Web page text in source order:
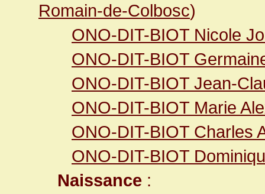
Romain-de-Colbosc)
ONO-DIT-BIOT Nicole
ONO-DIT-BIOT
ONO-DIT-BIOT Jean-
ONO-DIT-BIOT Marie
ONO-DIT-BIOT Charles
ONO-DIT-BIOT
Naissance :